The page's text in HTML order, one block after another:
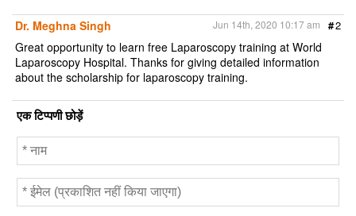
Dr. Meghna Singh #2
Jun 14th, 2020 10:17 am
Great opportunity to learn free Laparoscopy training at World
Laparoscopy Hospital. Thanks for giving detailed information
about the scholarship for laparoscopy training.
एक टिप्पणी छोड़ें